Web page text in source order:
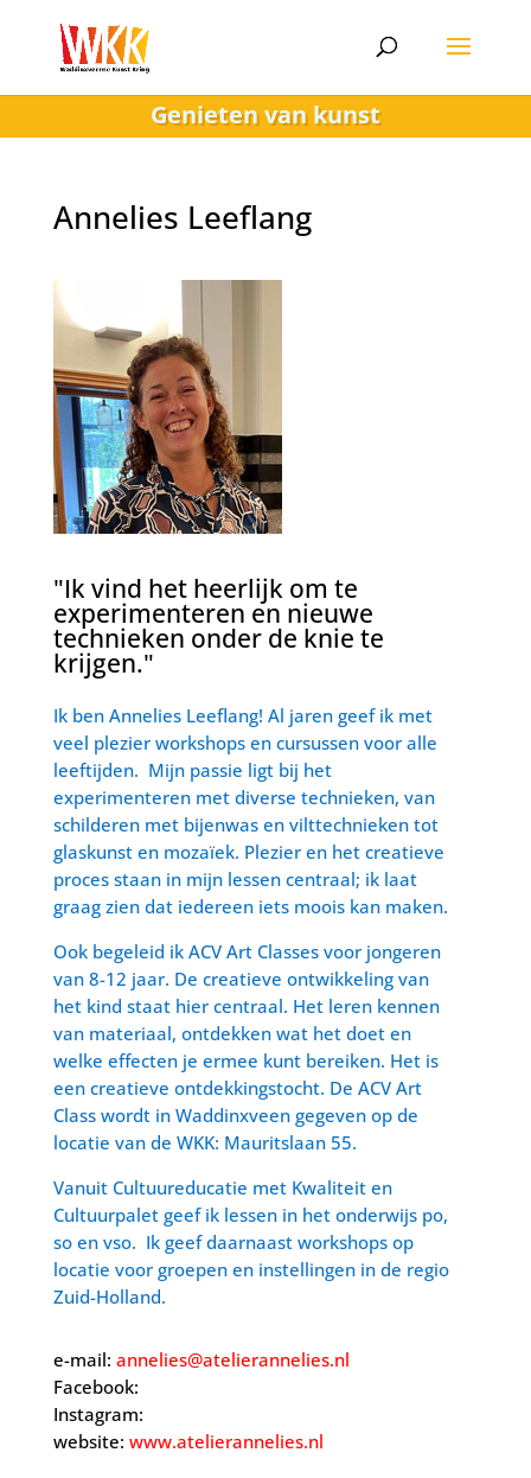
Genieten van kunst
Annelies Leeflang
"Ik vind het heerlijk om te
experimenteren en nieuwe
technieken onder de knie te
krijgen."
Ik ben Annelies Leeflang! Al jaren geef ik met
veel plezier workshops en cursussen voor alle
leeftijden. Mijn passie ligt bij het
experimenteren met diverse technieken, van
schilderen met bijenwas en vilttechnieken tot
glaskunst en mozaïek. Plezier en het creatieve
proces staan in mijn lessen centraal; ik laat
graag zien dat iedereen iets moois kan maken.
Ook begeleid ik ACV Art Classes voor jongeren
van 8-12 jaar. De creatieve ontwikkeling van
het kind staat hier centraal. Het leren kennen
van materiaal, ontdekken wat het doet en
welke effecten je ermee kunt bereiken. Het is
een creatieve ontdekkingstocht. De ACV Art
Class wordt in Waddinxveen gegeven op de
locatie van de WKK: Mauritslaan 55.
Vanuit Cultuureducatie met Kwaliteit en
Cultuurpalet geef ik lessen in het onderwijs po,
so en vso. Ik geef daarnaast workshops op
locatie voor groepen en instellingen in de regio
Zuid-Holland.
e-mail: annelies@atelierannelies.nl
Facebook:
Instagram:
website: www.atelierannelies.nl